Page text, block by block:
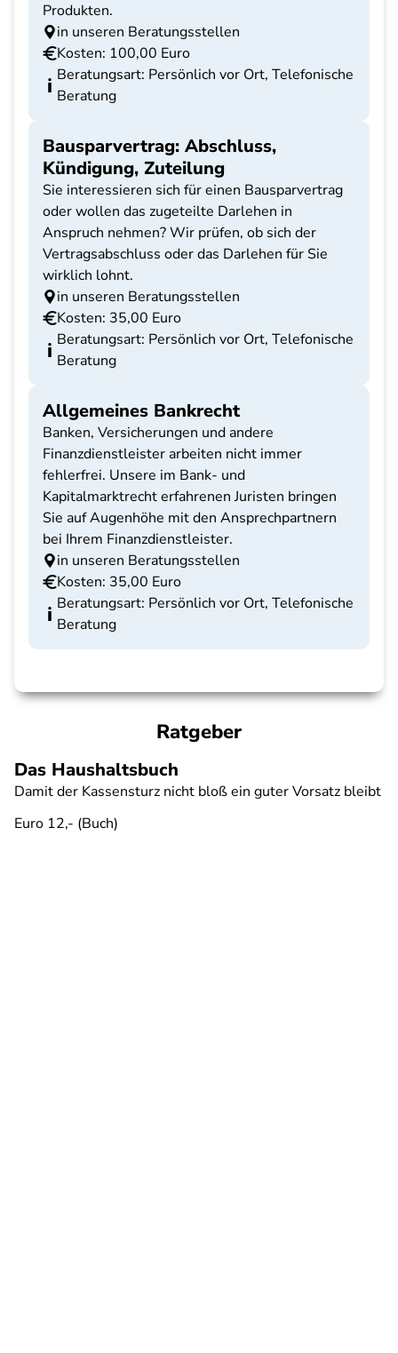
Produkten.
in unseren Beratungsstellen
Kosten: 100,00 Euro
Beratungsart: Persönlich vor Ort, Telefonische
Beratung
Bausparvertrag: Abschluss,
Kündigung, Zuteilung
Sie interessieren sich für einen Bausparvertrag
oder wollen das zugeteilte Darlehen in
Anspruch nehmen? Wir prüfen, ob sich der
Vertragsabschluss oder das Darlehen für Sie
wirklich lohnt.
in unseren Beratungsstellen
Kosten: 35,00 Euro
Beratungsart: Persönlich vor Ort, Telefonische
Beratung
Allgemeines Bankrecht
Banken, Versicherungen und andere
Finanzdienstleister arbeiten nicht immer
fehlerfrei. Unsere im Bank- und
Kapitalmarktrecht erfahrenen Juristen bringen
Sie auf Augenhöhe mit den Ansprechpartnern
bei Ihrem Finanzdienstleister.
in unseren Beratungsstellen
Kosten: 35,00 Euro
Beratungsart: Persönlich vor Ort, Telefonische
Beratung
Ratgeber
Das Haushaltsbuch
Damit der Kassensturz nicht bloß ein guter Vorsatz bleibt
Euro 12,- (Buch)